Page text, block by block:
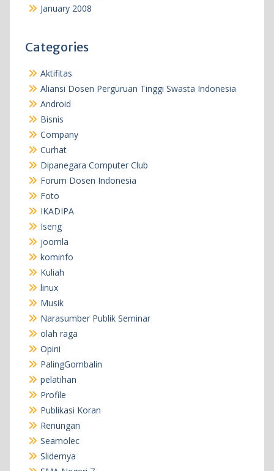
January 2008
Categories
Aktifitas
Aliansi Dosen Perguruan Tinggi Swasta Indonesia
Android
Bisnis
Company
Curhat
Dipanegara Computer Club
Forum Dosen Indonesia
Foto
IKADIPA
Iseng
joomla
kominfo
Kuliah
linux
Musik
Narasumber Publik Seminar
olah raga
Opini
PalingGombalin
pelatihan
Profile
Publikasi Koran
Renungan
Seamolec
Slidernya